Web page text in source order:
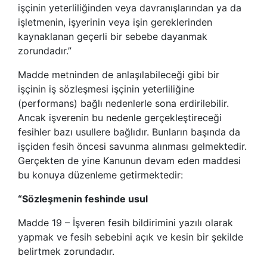
işçinin yeterliliğinden veya davranışlarından ya da
işletmenin, işyerinin veya işin gereklerinden
kaynaklanan geçerli bir sebebe dayanmak
zorundadır.”
Madde metninden de anlaşılabileceği gibi bir
işçinin iş sözleşmesi işçinin yeterliliğine
(performans) bağlı nedenlerle sona erdirilebilir.
Ancak işverenin bu nedenle gerçekleştireceği
fesihler bazı usullere bağlıdır. Bunların başında da
işçiden fesih öncesi savunma alınması gelmektedir.
Gerçekten de yine Kanunun devam eden maddesi
bu konuya düzenleme getirmektedir:
“Sözleşmenin feshinde usul
Madde 19 – İşveren fesih bildirimini yazılı olarak
yapmak ve fesih sebebini açık ve kesin bir şekilde
belirtmek zorundadır.